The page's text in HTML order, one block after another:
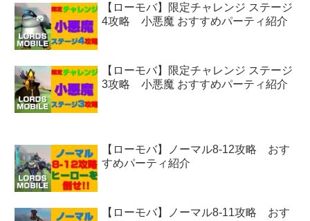
【ローモバ】限定チャレンジ ステージ
4攻略 小悪魔 おすすめパーティ紹介
【ローモバ】限定チャレンジ ステージ
3攻略 小悪魔 おすすめパーティ紹介
【ローモバ】ノーマル8-12攻略 おす
すめパーティ紹介
【ローモバ】ノーマル8-11攻略 おす